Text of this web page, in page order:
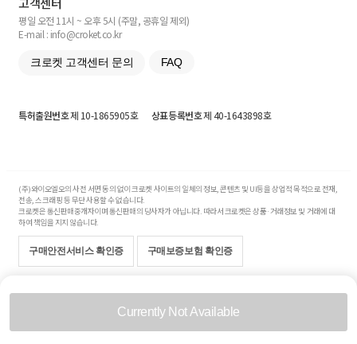
Currently Not Available
평일 오전 11시 ~ 오후 5시 (주말, 공휴일 제외)
E-mail : info@croket.co.kr
크로켓 고객센터 문의 FAQ
특허출원번호제 10-1865905호 상표등록번호제 40-1643898호
(주)와이오엘오의 사전 서면 동의 없이 크로켓 사이트의 일체의 정보, 콘텐츠 및 UI등을 상업적 목적으로 전재,
전송, 스크래핑 등 무단 사용할 수 없습니다.
크로켓은 통신판매중개자이며 통신판매의 당사자가 아닙니다. 따라서 크로켓은 상품·거래정보 및 거래에 대
하여 책임을 지지 않습니다.
구매안전서비스 확인증 구매보증보험 확인증